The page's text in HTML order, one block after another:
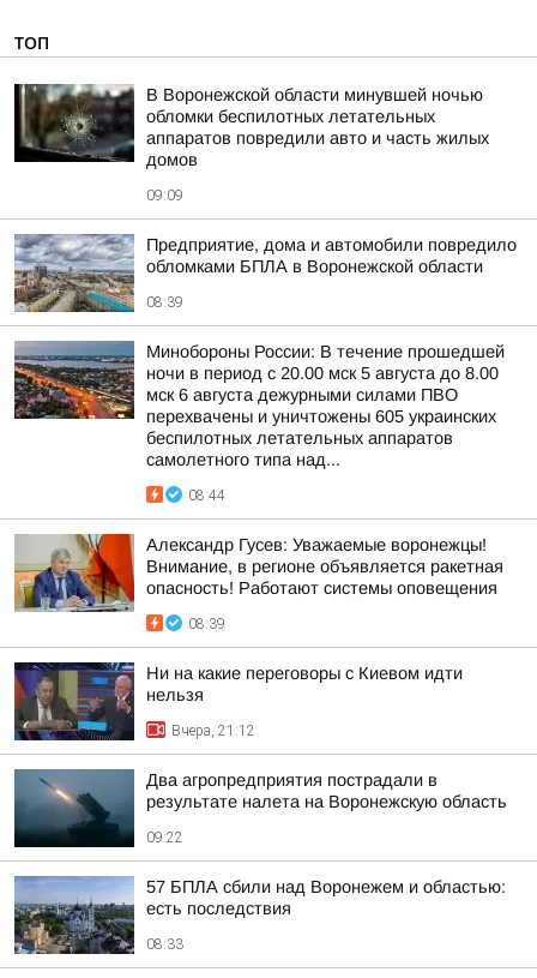
ТОП
В Воронежской области минувшей ночью
обломки беспилотных летательных
аппаратов повредили авто и часть жилых
домов
09:09
Предприятие, дома и автомобили повредило
обломками БПЛА в Воронежской области
08:39
Минобороны России: В течение прошедшей
ночи в период с 20.00 мск 5 августа до 8.00
мск 6 августа дежурными силами ПВО
перехвачены и уничтожены 605 украинских
беспилотных летательных аппаратов
самолетного типа над...
08:44
Александр Гусев: Уважаемые воронежцы!
Внимание, в регионе объявляется ракетная
опасность! Работают системы оповещения
08:39
Ни на какие переговоры с Киевом идти
нельзя
Вчера, 21:12
Два агропредприятия пострадали в
результате налета на Воронежскую область
09:22
57 БПЛА сбили над Воронежем и областью:
есть последствия
08:33